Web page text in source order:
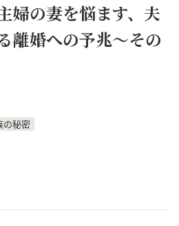
婦の妻を悩ます、夫
離婚への予兆～その
の秘密